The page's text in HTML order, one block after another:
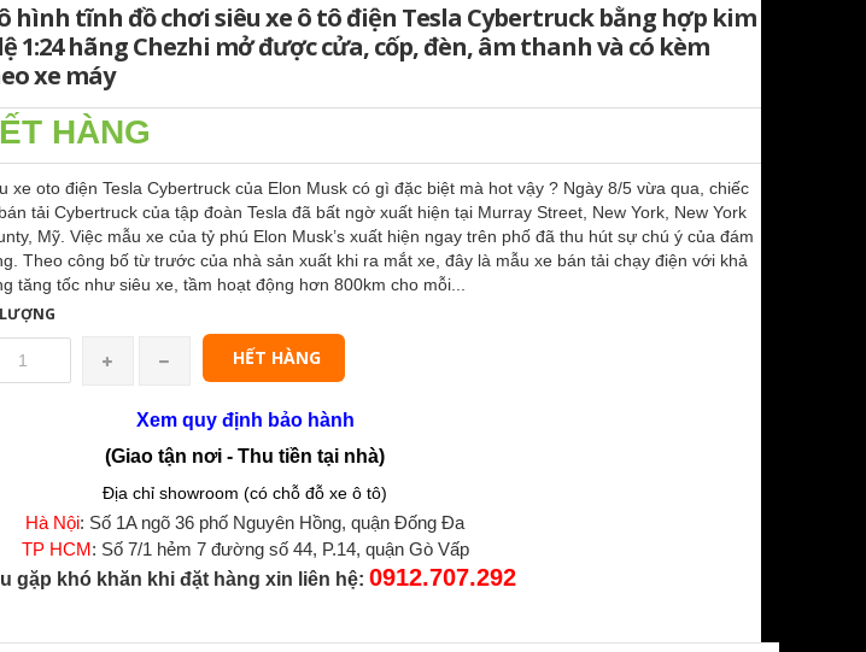
hình tĩnh đồ chơi siêu xe ô tô điện Tesla Cybertruck bằng hợp kim
1:24 hãng Chezhi mở được cửa, cốp, đèn, âm thanh và có kèm
xe máy
HÀNG
xe oto điện Tesla Cybertruck của Elon Musk có gì đặc biệt mà hot vậy ? Ngày 8/5 vừa qua, chiếc
tải Cybertruck của tập đoàn Tesla đã bất ngờ xuất hiện tại Murray Street, New York, New York
Mỹ. Việc mẫu xe của tỷ phú Elon Musk’s xuất hiện ngay trên phố đã thu hút sự chú ý của đám
Theo công bố từ trước của nhà sản xuất khi ra mắt xe, đây là mẫu xe bán tải chạy điện với khả
tăng tốc như siêu xe, tầm hoạt động hơn 800km cho mỗi...
HẾT HÀNG
Xem quy định bảo hành
(Giao tận nơi - Thu tiền tại nhà)
Địa chỉ showroom (có chỗ đỗ xe ô tô)
Hà Nội: Số 1A ngõ 36 phố Nguyên Hồng, quận Đống Đa
TP HCM: Số 7/1 hẻm 7 đường số 44, P.14, quận Gò Vấp
gặp khó khăn khi đặt hàng xin liên hệ: 0912.707.292